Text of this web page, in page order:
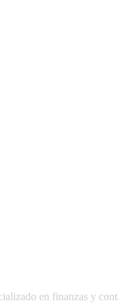
en finanzas y